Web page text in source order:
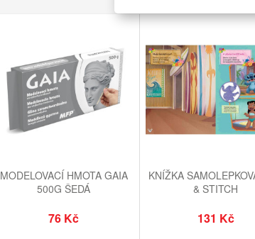
MODELOVACÍ HMOTA GAIA
500G ŠEDÁ
76 Kč
KNÍŽKA
& STITCH
131 Kč